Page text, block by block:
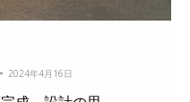
2024年4月16日